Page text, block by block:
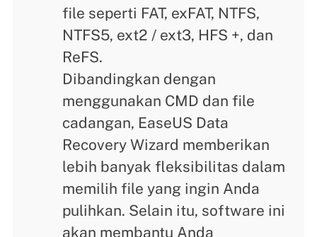
file seperti FAT, exFAT, NTFS,
NTFS5, ext2 / ext3, HFS +, dan
ReFS.
Dibandingkan dengan
menggunakan CMD dan file
cadangan, EaseUS Data
Recovery Wizard memberikan
lebih banyak fleksibilitas dalam
memilih file yang ingin Anda
pulihkan. Selain itu, software ini
akan membantu Anda